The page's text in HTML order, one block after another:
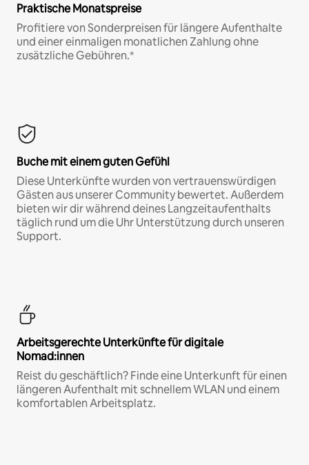
Praktische Monatspreise
Profitiere von Sonderpreisen für längere Aufenthalte
und einer einmaligen monatlichen Zahlung ohne
zusätzliche Gebühren.*
Buche mit einem guten Gefühl
Diese Unterkünfte wurden von vertrauenswürdigen
Gästen aus unserer Community bewertet. Außerdem
bieten wir dir während deines Langzeitaufenthalts
täglich rund um die Uhr Unterstützung durch unseren
Support.
Arbeitsgerechte Unterkünfte für digitale
Nomad:innen
Reist du geschäftlich? Finde eine Unterkunft für einen
längeren Aufenthalt mit schnellem WLAN und einem
komfortablen Arbeitsplatz.